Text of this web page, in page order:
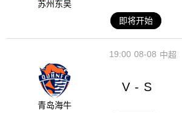
苏州东吴
即将开始
08-08
19:00 中超
青岛海牛
V - S